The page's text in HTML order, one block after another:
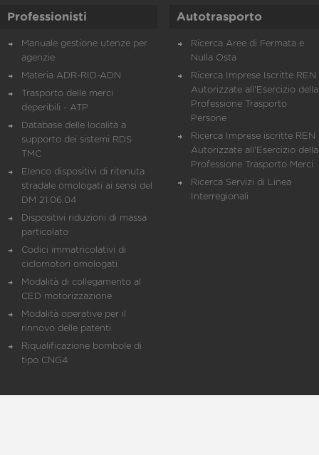
Professionisti
Manuale gestione utenze per
agenzie
Materia ADR-RID-ADN
Trasporto delle merci
deperibili - ATP
Database delle località a
supporto dei sistemi RDS
TMC
Elenco dispositivi di ritenuta
stradale omologati ai sensi del
DM 21.06.04
Dispositivi riduzioni di massa
particolato
Codici immatricolativi di
ciclomotori omologati
Modalità di collegamento al
CED motorizzazione
Modalità operative per il
rinnovo delle patenti
Riqualificazione bombole di
tipo CNG4
Autotrasporto
Ricerca Aree di Fermata e
Nulla Osta
Ricerca Imprese Iscritte REN
Autorizzate all'Esercizio della
Professione Trasporto
Persone
Ricerca Imprese iscritte REN
Autorizzate all'Esercizio della
Professione Trasporto Merci
Ricerca Servizi di Linea
Interregionali